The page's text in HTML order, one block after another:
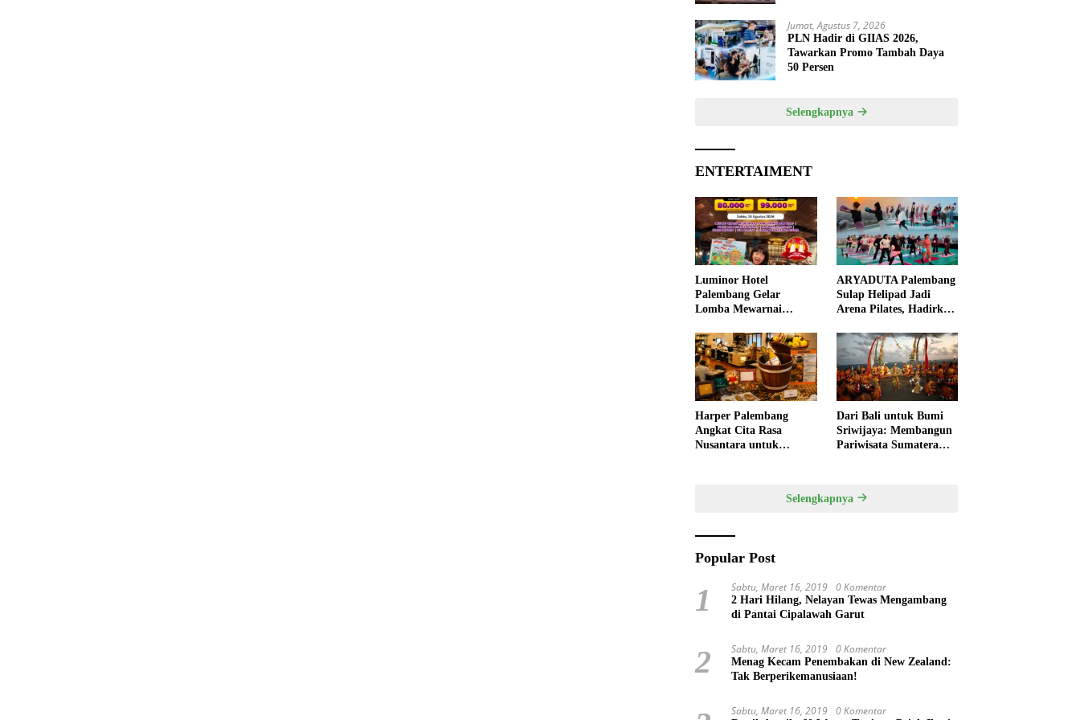
Jumat, Agustus 7, 2026
PLN Hadir di GIIAS 2026,
Tawarkan Promo Tambah Daya
50 Persen
Selengkapnya
ENTERTAIMENT
Luminor Hotel
Palembang Gelar
Lomba Mewarnai
Ajak Anak Asah
Kreativitas
ARYADUTA Palembang
Sulap Helipad Jadi
Arena Pilates, Hadirkan
Pertama di Kota
Pempek
Harper Palembang
Angkat Cita Rasa
Nusantara untuk
Dari Bali untuk Bumi
Sriwijaya: Membangun
Pariwisata Sumatera
Selengkapnya
Popular Post
1 Sabtu, Maret 16, 2019 0 Komentar
2 Hari Hilang, Nelayan Tewas Mengambang
di Pantai Cipalawah Garut
2 Sabtu, Maret 16, 2019 0 Komentar
Menag Kecam Penembakan di New Zealand:
Tak Berperikemanusiaan!
Sabtu, Maret 16, 2019 0 Komentar